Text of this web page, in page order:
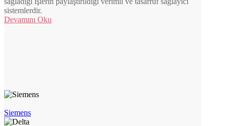
sistemlerdir.
Devamını Oku
Siemens